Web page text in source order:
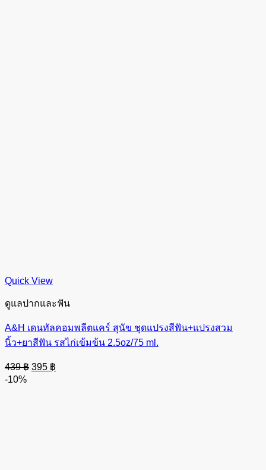
Quick View
ดูแลปากและฟัน
A&H เดนทัลคอมพลีตแคร์ สุนัข ชุดแปรงสีฟัน+แปรงสวม
นิ้ว+ยาสีฟัน รสไก่เข้มข้น 2.5oz/75 ml.
439฿ Original
price
395 ฿
price
-10%